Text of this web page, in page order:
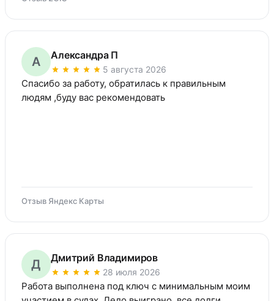
А Александра П
5 августа 2026
Спасибо за работу, обратилась к правильным
людям ,буду вас рекомендовать
Отзыв Яндекс Карты
Д Дмитрий Владимиров
28 июля 2026
Работа выполнена под ключ с минимальным моим